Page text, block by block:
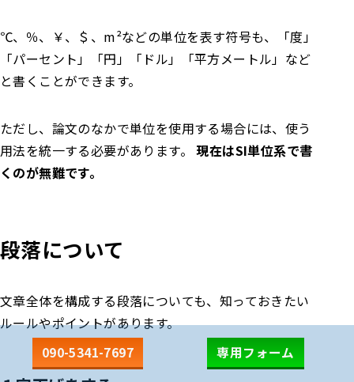
℃、％、￥、＄、m²などの単位を表す符号も、「度」
「パーセント」「円」「ドル」「平方メートル」など
と書くことができます。
ただし、論文のなかで単位を使用する場合には、使う
用法を統一する必要があります。現在はSI単位系で書
くのが無難です。
段落について
文章全体を構成する段落についても、知っておきたい
ルールやポイントがあります。
090-5341-7697 専用フォーム